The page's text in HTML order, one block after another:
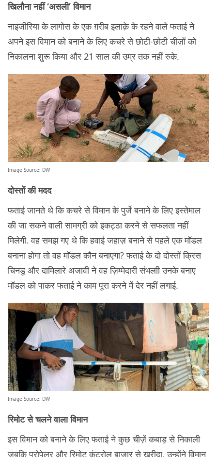
खिलौना नहीं ‘असली’ विमान
नाइजीरिया के लागोस के एक ग़रीब इलाक़े के रहने वाले फताई ने
अपने इस विमान को बनाने के लिए कचरे से छोटी-छोटी चीज़ों को
निकालना शुरू किया और 21 साल की उम्र तक नहीं रुके.
Image Source: DW
दोस्तों की मदद
फताई जानते थे कि कचरे से विमान के पुर्जे बनाने के लिए इस्तेमाल
की जा सकने वाली सामग्री को इकट्ठा करने से सफलता नहीं
मिलेगी. वह समझ गए थे कि हवाई जहाज़ बनाने से पहले एक मॉडल
बनाना होगा तो वह मॉडल कौन बनाएगा? फताई के दो दोस्तों क्रिस
चिनडू और दामिलारे अजावी ने वह ज़िम्मेदारी संभलाी उनके बनाए
मॉडल को पाकर फताई ने काम पूरा करने में देर नहीं लगाई.
Image Source: DW
रिमोट से चलने वाला विमान
इस विमान को बनाने के लिए फताई ने कुछ चीज़ें कबाड़ से निकाली
जबकि प्रोपेलर और रिमोट कंट्रोल बाज़ार से ख़रीदा. उन्होंने विमान